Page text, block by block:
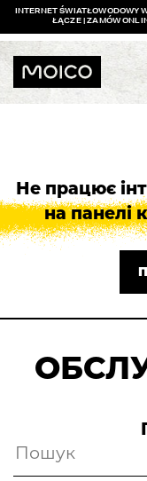
INTERNET ŚWIATŁOWODOWY
ŁĄCZE | ZAMÓW
Не працює
на панелі